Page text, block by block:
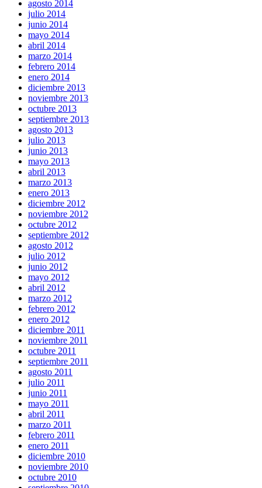
agosto 2014
julio 2014
junio 2014
mayo 2014
abril 2014
marzo 2014
febrero 2014
enero 2014
diciembre 2013
noviembre 2013
octubre 2013
septiembre 2013
agosto 2013
julio 2013
junio 2013
mayo 2013
abril 2013
marzo 2013
enero 2013
diciembre 2012
noviembre 2012
octubre 2012
septiembre 2012
agosto 2012
julio 2012
junio 2012
mayo 2012
abril 2012
marzo 2012
febrero 2012
enero 2012
diciembre 2011
noviembre 2011
octubre 2011
septiembre 2011
agosto 2011
julio 2011
junio 2011
mayo 2011
abril 2011
marzo 2011
febrero 2011
enero 2011
diciembre 2010
noviembre 2010
octubre 2010